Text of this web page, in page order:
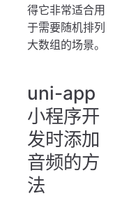
得它非常适合用
于需要随机排列
大数组的场景。
uni-app
小程序开
发时添加
音频的方
法